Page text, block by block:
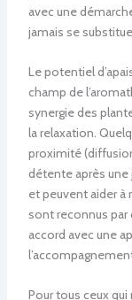
avec une
jamais se
Le potentiel
champ de
synergie des
la relaxation.
proximité
détente après une
et peuvent aider à
sont reconnus par
accord avec une
Pour tous ceux